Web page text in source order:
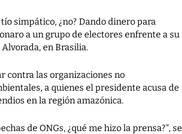
simpático, ¿no? Dando dinero para
a un grupo de electores enfrente a su
en Brasilia.
contra las organizaciones no
a quienes el presidente acusa de
en la región amazónica.
de ONGs, ¿qué me hizo la prensa?", se